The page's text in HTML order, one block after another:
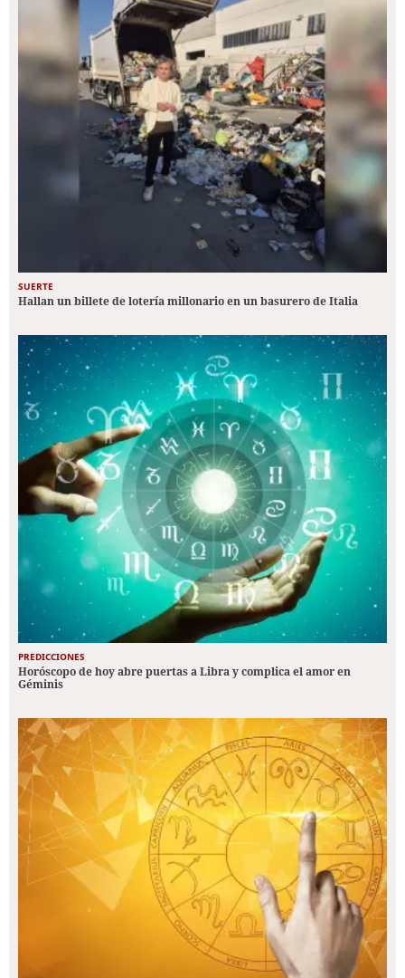
SUERTE
Hallan un billete de lotería millonario en un basurero de Italia
PREDICCIONES
Horóscopo de hoy abre puertas a Libra y complica el amor en
Géminis